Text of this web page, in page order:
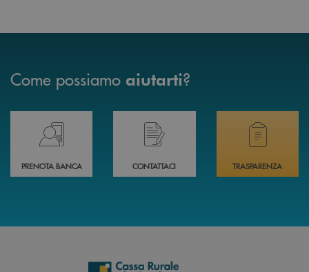
Come possiamo aiutarti?
Prenota il tuo appuntamento in Filiale direttamente da casa 24h su 24h
PRENOTA BANCA
Hai bisogno di assistenza immediata?
CONTATTACI
Hai bisogno di
TRASPARENZA